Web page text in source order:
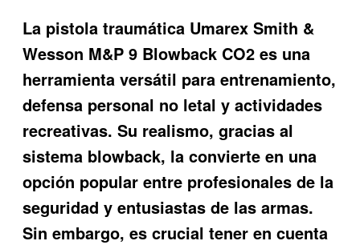
La pistola traumática Umarex Smith &
Wesson M&P 9 Blowback CO2 es una
herramienta versátil para entrenamiento,
defensa personal no letal y actividades
recreativas. Su realismo, gracias al
sistema blowback, la convierte en una
opción popular entre profesionales de la
seguridad y entusiastas de las armas.
Sin embargo, es crucial tener en cuenta